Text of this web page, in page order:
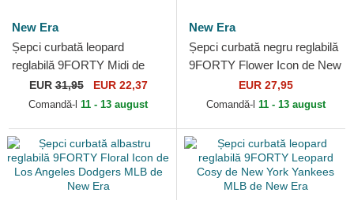
New Era
Șepci curbată leopard
reglabilă 9FORTY Midi de
New York Yankees MLB de
New Era
EUR31,95 EUR 22,37
Comandă-l 11 - 13 august
New Era
Șepci curbată negru reglabilă
9FORTY Flower Icon de New
York Yankees MLB de New
Era
EUR 27,95
Comandă-l 11 - 13 august